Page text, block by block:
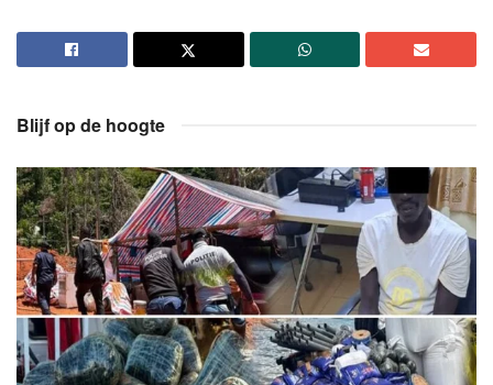
Blijf op de hoogte